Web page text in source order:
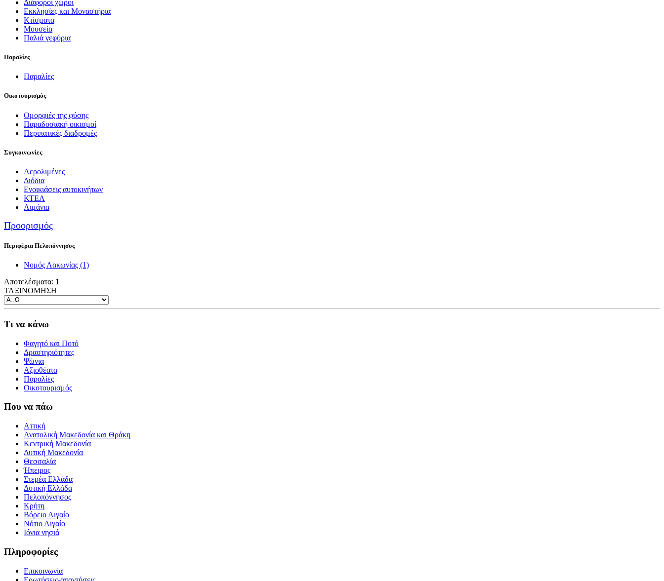
Διάφοροι χώροι
Εκκλησίες και Μοναστήρια
Κτίσματα
Μουσεία
Παλιά γεφύρια
Παραλίες
Παραλίες
Οικοτουρισμός
Ομορφιές της φύσης
Παραδοσιακή οικισμοί
Περιπατικές διαδρομές
Συγκοινωνίες
Αερολιμένες
Διόδια
Ενοικιάσεις αυτοκινήτων
ΚΤΕΛ
Λιμάνια
Προορισμός
Περιφέρια Πελοπόννησος
Νομός Λακωνίας (1)
Αποτελέσματα: 1
ΤΑΞΙΝΟΜΗΣΗ
Τι να κάνω
Φαγητό και Ποτό
Δραστηριότητες
Ψώνια
Αξιοθέατα
Παραλίες
Οικοτουρισμός
Που να πάω
Αττική
Ανατολική Μακεδονία και Θράκη
Κεντρική Μακεδονία
Δυτική Μακεδονία
Θεσσαλία
Ήπειρος
Στερέα Ελλάδα
Δυτική Ελλάδα
Πελοπόννησος
Κρήτη
Βόρειο Αιγαίο
Νότιο Αιγαίο
Ιόνια νησιά
Πληροφορίες
Επικοινωνία